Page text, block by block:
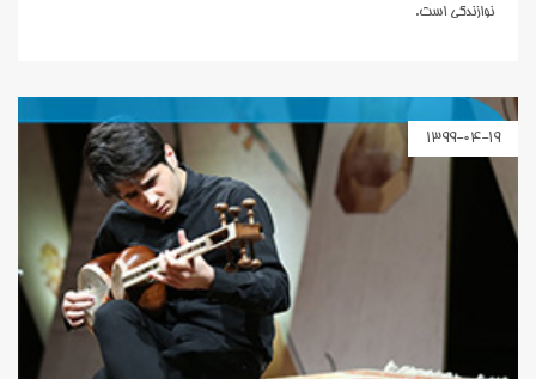
نوازندگي است.
1399-04-19